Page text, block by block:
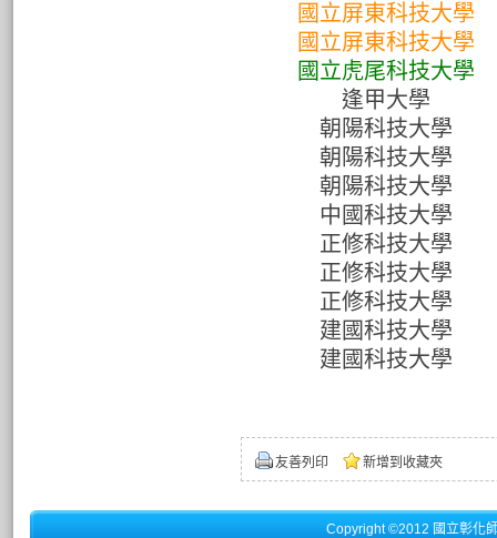
國立屏東科技大學
國立屏東科技大學
國立虎尾科技大學
逢甲大學
朝陽科技大學
朝陽科技大學
朝陽科技大學
中國科技大學
正修科技大學
正修科技大學
正修科技大學
建國科技大學
建國科技大學
友善列印 新增到收藏夾
Copyright ©2012 國立彰化